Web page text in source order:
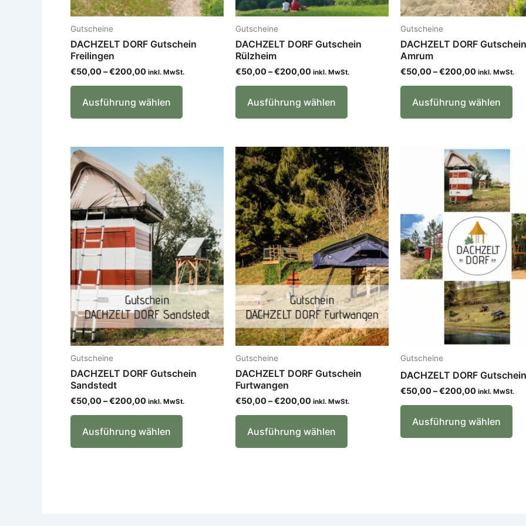
Gutscheine
DACHZELT DORF Gutschein
Freilingen
€50,00–€200,00 inkl. MwSt.
Ausführung wählen
gewählt
Gutscheine
DACHZELT DORF Gutschein
Rülzheim
€50,00–€200,00 inkl. MwSt.
Ausführung wählen
gewählt
Gutscheine
DACHZELT DORF Gutschein
Amrum
€50,00–€200,00 inkl. MwSt.
Ausführung wählen
Gutscheine
DACHZELT DORF Gutschein
Sandstedt
€50,00–€200,00
€50,00
bis
€200,00
inkl. MwSt.
Ausführung wählen
Produkt
weist
mehrere
Varianten
auf.
Die
Optionen
können
auf
Produktseite
gewählt
Gutscheine
DACHZELT DORF Gutschein
Furtwangen
€50,00–€200,00
Preisspanne:
€50,00
bis
€200,00
inkl. MwSt.
Ausführung wählen
Dieses
Produkt
weist
mehrere
Varianten
auf.
Die
Optionen
können
auf
der
Produktseite
gewählt
Gutscheine
DACHZELT DORF Gutschein
€50,00–€200,00
Preisspanne:
€50,00
bis
€200,00
inkl. MwSt.
Ausführung wählen
Die